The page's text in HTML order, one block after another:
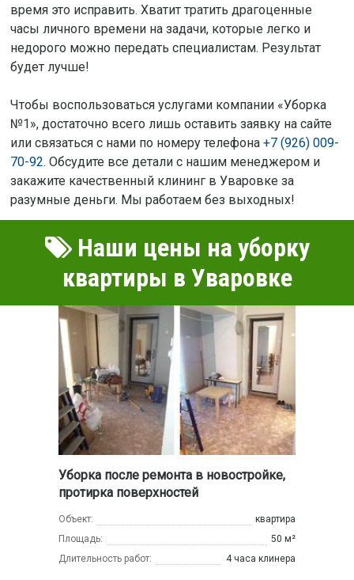
время это исправить. Хватит тратить драгоценные
часы личного времени на задачи, которые легко и
недорого можно передать специалистам. Результат
будет лучше!
Чтобы воспользоваться услугами компании «Уборка
№1», достаточно всего лишь оставить заявку на сайте
или связаться с нами по номеру телефона +7 (926) 009-
70-92. Обсудите все детали с нашим менеджером и
закажите качественный клининг в Уваровке за
разумные деньги. Мы работаем без выходных!
Наши цены на уборку
квартиры в Уваровке
Уборка после ремонта в новостройке,
протирка поверхностей
Объект:
квартира
Площадь:
50 м²
Длительность работ:
4 часа клинера